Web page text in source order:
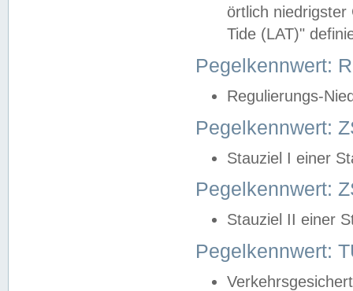
örtlich
Tide (LAT)"
Pegelkennwert:
Regulierungs-
Pegelkennwert:
Stauziel I einer
Pegelkennwert:
Stauziel II einer
Pegelkennwert: